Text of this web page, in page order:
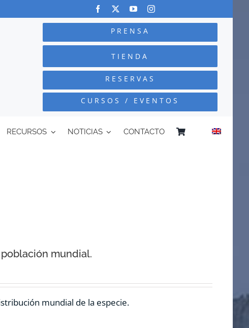
PRENSA
TIENDA
RESERVAS
CURSOS / EVENTOS
RECURSOS NOTICIAS CONTACTO
mundial.
mundial de la especie.